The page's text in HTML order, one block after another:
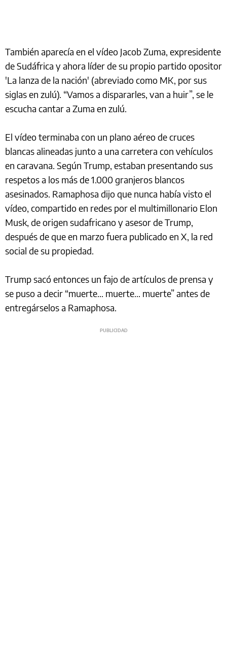
También aparecía en el vídeo Jacob Zuma, expresidente
de Sudáfrica y ahora líder de su propio partido opositor
'La lanza de la nación' (abreviado como MK, por sus
siglas en zulú). “Vamos a dispararles, van a huir”, se le
escucha cantar a Zuma en zulú.
El vídeo terminaba con un plano aéreo de cruces
blancas alineadas junto a una carretera con vehículos
en caravana. Según Trump, estaban presentando sus
respetos a los más de 1.000 granjeros blancos
asesinados. Ramaphosa dijo que nunca había visto el
vídeo, compartido en redes por el multimillonario Elon
Musk, de origen sudafricano y asesor de Trump,
después de que en marzo fuera publicado en X, la red
social de su propiedad.
Trump sacó entonces un fajo de artículos de prensa y
se puso a decir “muerte... muerte... muerte” antes de
entregárselos a Ramaphosa.